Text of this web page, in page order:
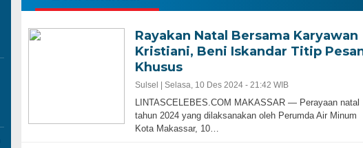
Rayakan Natal Bersama Karyawan
Kristiani, Beni Iskandar Titip
Khusus
Sulsel | Selasa, 10 Des 2024 - 21:42 WIB
LINTASCELEBES.COM MAKASSAR — Perayaan natal
tahun 2024 yang dilaksanakan oleh Perumda Air Minum
Kota Makassar, 10…